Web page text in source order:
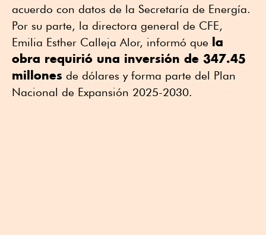
acuerdo con datos de la Secretaría de Energía.
Por su parte, la directora general de CFE,
Emilia Esther Calleja Alor, informó que la
obra requirió una inversión de 347.45
millones de dólares y forma parte del Plan
Nacional de Expansión 2025-2030.